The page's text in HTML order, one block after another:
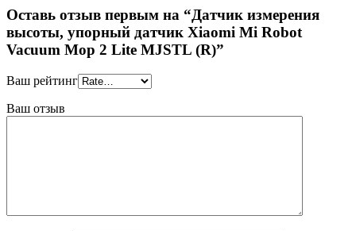
Оставь отзыв первым на “Датчик измерения
высоты, упорный датчик Xiaomi Mi Robot
Vacuum Mop 2 Lite MJSTL (R)”
Ваш рейтинг
Ваш отзыв